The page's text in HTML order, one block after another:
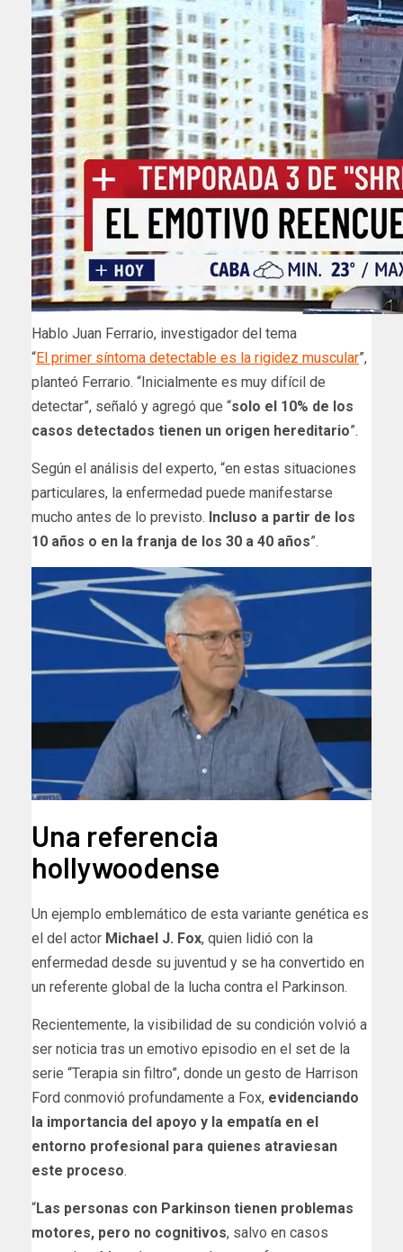
Hablo Juan Ferrario, investigador del tema
“El primer síntoma detectable es la rigidez muscular”,
planteó Ferrario. “Inicialmente es muy difícil de
detectar”, señaló y agregó que “solo el 10% de los
casos detectados tienen un origen hereditario”.
Según el análisis del experto, “en estas situaciones
particulares, la enfermedad puede manifestarse
mucho antes de lo previsto. Incluso a partir de los
10 años o en la franja de los 30 a 40 años”.
Una referencia
hollywoodense
Un ejemplo emblemático de esta variante genética es
el del actor Michael J. Fox, quien lidió con la
enfermedad desde su juventud y se ha convertido en
un referente global de la lucha contra el Parkinson.
Recientemente, la visibilidad de su condición volvió a
ser noticia tras un emotivo episodio en el set de la
serie “Terapia sin filtro”, donde un gesto de Harrison
Ford conmovió profundamente a Fox, evidenciando
la importancia del apoyo y la empatía en el
entorno profesional para quienes atraviesan
este proceso.
“Las personas con Parkinson tienen problemas
motores, pero no cognitivos, salvo en casos